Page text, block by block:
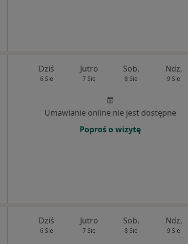
Dziś
6 Sie
Jutro
7 Sie
Sob,
8 Sie
Ndz,
9 Sie
Umawianie online nie jest dostępne
Poproś o wizytę
Dziś
6 Sie
Jutro
7 Sie
Sob,
8 Sie
Ndz,
9 Sie